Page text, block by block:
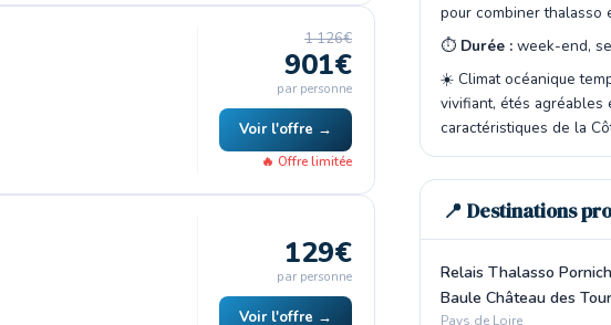
1 126€
901€
par personne
Voir l'offre →
🔥 Offre limitée
129€
par personne
Voir l'offre →
pour combiner thalasso
⏱️ Durée : week-end,
☀️ Climat océanique
vivifiant, étés agréables
caractéristiques de la
📍 Destinations
Relais Thalasso
Baule Château des
Pays de Loire